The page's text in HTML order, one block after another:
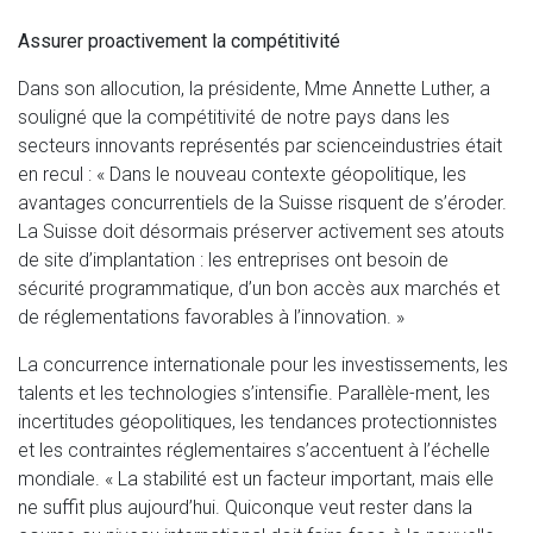
Assurer proactivement la compétitivité
Dans son allocution, la présidente, Mme Annette Luther, a
souligné que la compétitivité de notre pays dans les
secteurs innovants représentés par scienceindustries était
en recul : « Dans le nouveau contexte géopolitique, les
avantages concurrentiels de la Suisse risquent de s’éroder.
La Suisse doit désormais préserver activement ses atouts
de site d’implantation : les entreprises ont besoin de
sécurité programmatique, d’un bon accès aux marchés et
de réglementations favorables à l’innovation. »
La concurrence internationale pour les investissements, les
talents et les technologies s’intensifie. Parallèle-ment, les
incertitudes géopolitiques, les tendances protectionnistes
et les contraintes réglementaires s’accentuent à l’échelle
mondiale. « La stabilité est un facteur important, mais elle
ne suffit plus aujourd’hui. Quiconque veut rester dans la